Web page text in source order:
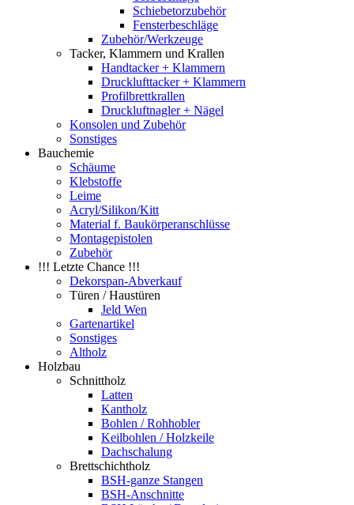
Schiebetorzubehör
Fensterbeschläge
Zubehör/Werkzeuge
Tacker, Klammern und Krallen
Handtacker + Klammern
Drucklufttacker + Klammern
Profilbrettkrallen
Druckluftnagler + Nägel
Konsolen und Zubehör
Sonstiges
Bauchemie
Schäume
Klebstoffe
Leime
Acryl/Silikon/Kitt
Material f. Baukörperanschlüsse
Montagepistolen
Zubehör
!!! Letzte Chance !!!
Dekorspan-Abverkauf
Türen / Haustüren
Jeld Wen
Gartenartikel
Sonstiges
Altholz
Holzbau
Schnittholz
Latten
Kantholz
Bohlen / Rohhobler
Keilbohlen / Holzkeile
Dachschalung
Brettschichtholz
BSH-ganze Stangen
BSH-Anschnitte